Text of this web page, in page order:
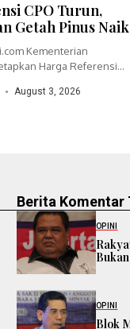
CPO Turun,
Getah Pinus Naik
Kementerian
Harga Referensi
August 3, 2026
Berita Komentar
OPINI
OPINI
Blok